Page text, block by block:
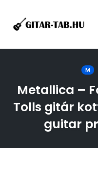
M
Metallica –
Tolls gitár
guitar